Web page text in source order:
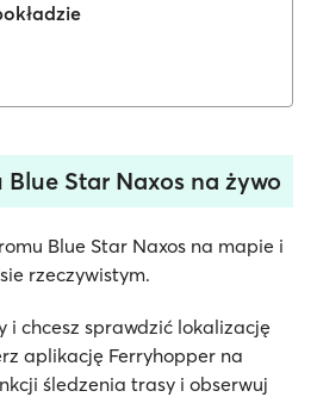
Star Naxos na żywo
Blue Star Naxos na mapie i
rzeczywistym.
i chcesz sprawdzić lokalizację
aplikację Ferryhopper na
śledzenia trasy i obserwuj